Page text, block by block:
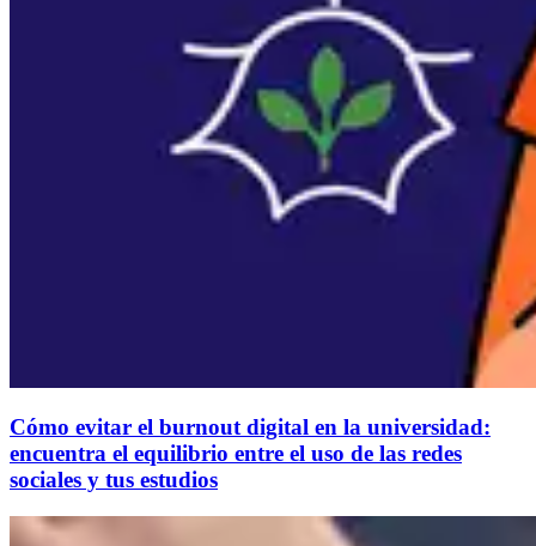
Cómo evitar el burnout digital en la universidad:
encuentra el equilibrio entre el uso de las redes
sociales y tus estudios